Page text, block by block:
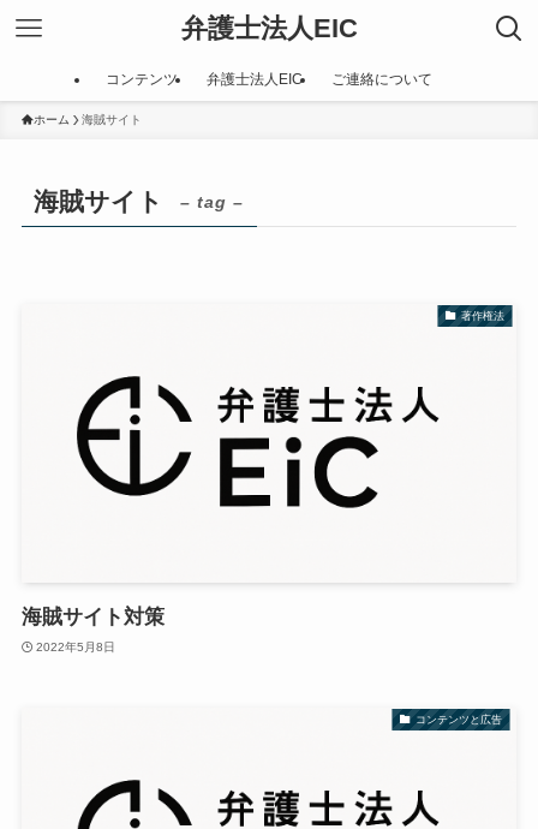
弁護士法人EIC
コンテンツ 弁護士法人EIC ご連絡について
ホーム 海賊サイト
海賊サイト – tag –
著作権法
海賊サイト対策
2022年5月8日
コンテンツと広告